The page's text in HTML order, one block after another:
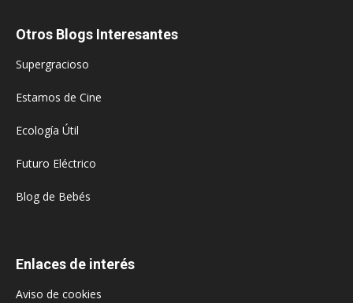
Otros Blogs Interesantes
Supergracioso
Estamos de Cine
Ecología Útil
Futuro Eléctrico
Blog de Bebés
Enlaces de interés
Aviso de cookies